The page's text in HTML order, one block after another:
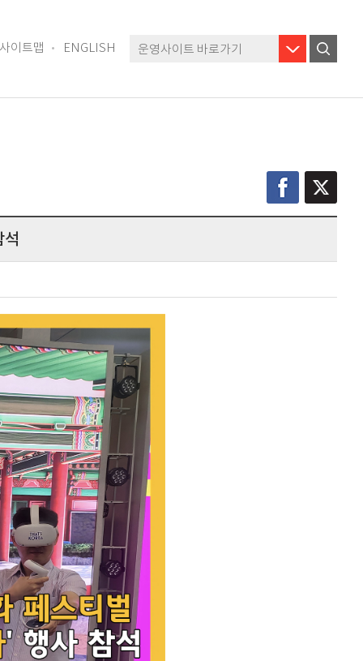
사이트맵 ENGLISH 운영사이트 바로가기